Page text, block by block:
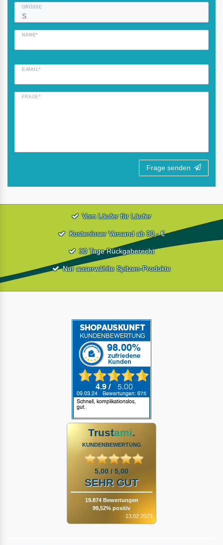
GRÖSSE
NAME*
E-MAIL*
FRAGE*
Frage senden
Vom Läufer für Läufer
Kostenloser Versand ab 30,- €
30 Tage Rückgaberecht
Nur auserwählte Spitzen-Produkte
Trustami.
KUNDENBEWERTUNG
5,00 / 5,00
SEHR GUT
19.874 Bewertungen
99,52% positiv
13.02.2023